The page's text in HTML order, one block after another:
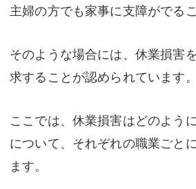
主婦の方でも家事に支障がでる
そのような場合には、休業損害
求することが認められています。
ここでは、休業損害はどのよう
について、それぞれの職業ごと
ます。